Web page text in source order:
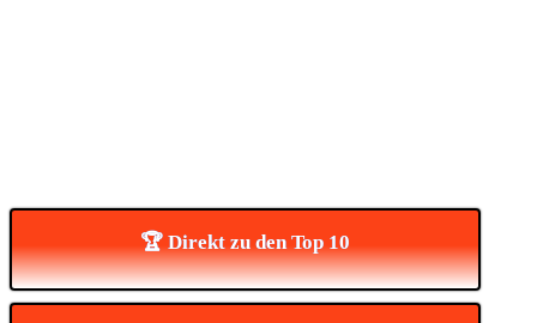
🏆 Direkt zu den Top 10